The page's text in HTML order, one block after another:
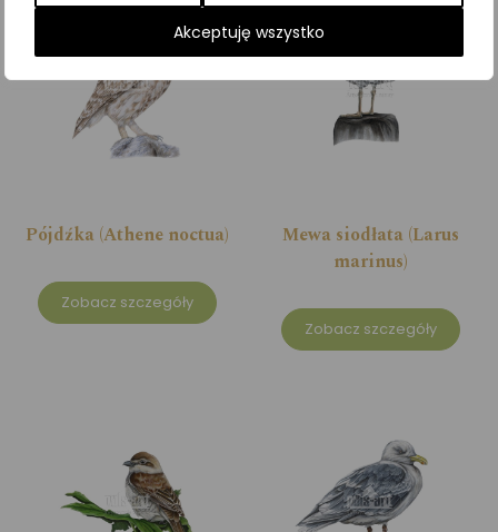
Akceptuję wszystko
Pójdźka (Athene noctua)
Zobacz szczegóły
Mewa siodłata (Larus
marinus)
Zobacz szczegóły